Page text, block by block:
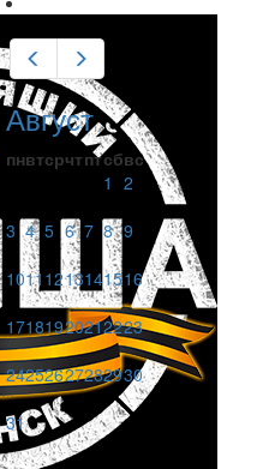
Предыдущий
Август
пнвтсрчтптсбвс
1 2
3 4 5 6 7 8 9
1011 1213141516
17181920212223
24252627282930
31